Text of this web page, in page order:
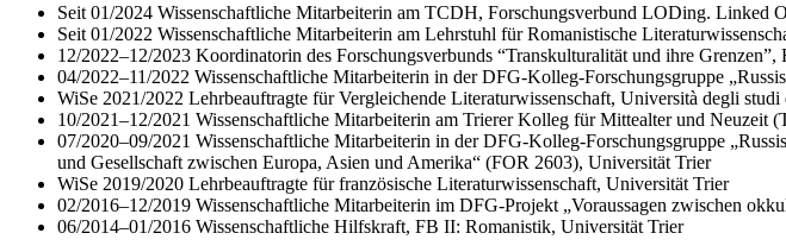
Seit 01/2024 Wissenschaftliche Mitarbeiterin am TCDH, Forschungsverbund LODing. Linked
Seit 01/2022 Wissenschaftliche Mitarbeiterin am Lehrstuhl für Romanistische
12/2022–12/2023 Koordinatorin des Forschungsverbunds “Transkulturalität und ihre
04/2022–11/2022 Wissenschaftliche Mitarbeiterin in der DFG-Kolleg-Forschungsgruppe
WiSe 2021/2022 Lehrbeauftragte für Vergleichende Literaturwissenschaft, Università degli
10/2021–12/2021 Wissenschaftliche Mitarbeiterin am Trierer Kolleg für Mittealter und Neuzeit
07/2020–09/2021 Wissenschaftliche Mitarbeiterin in der DFG-Kolleg-Forschungsgruppe
und Gesellschaft zwischen Europa, Asien und Amerika“ (FOR 2603), Universität Trier
WiSe 2019/2020 Lehrbeauftragte für französische Literaturwissenschaft, Universität Trier
02/2016–12/2019 Wissenschaftliche Mitarbeiterin im DFG-Projekt „Voraussagen zwischen
06/2014–01/2016 Wissenschaftliche Hilfskraft, FB II: Romanistik, Universität Trier